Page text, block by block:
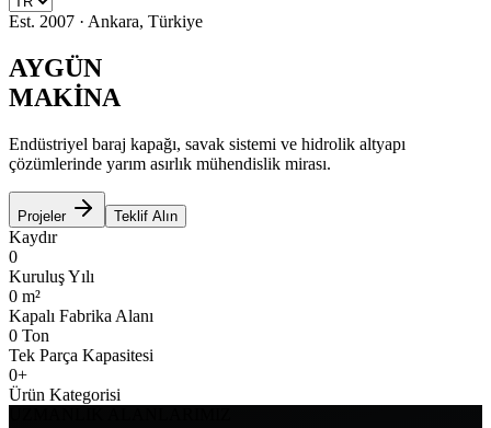
Est. 2007 · Ankara, Türkiye
AYGÜN
MAKİNA
Endüstriyel baraj kapağı, savak sistemi ve hidrolik altyapı
çözümlerinde yarım asırlık mühendislik mirası.
Projeler Teklif Alın
Kaydır
0
Kuruluş Yılı
0 m²
Kapalı Fabrika Alanı
0 Ton
Tek Parça Kapasitesi
0+
Ürün Kategorisi